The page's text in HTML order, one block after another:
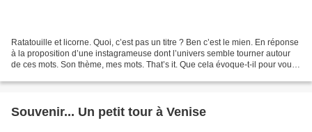
Ratatouille et licorne. Quoi, c’est pas un titre ? Ben c’est le mien. En réponse
à la proposition d’une instagrameuse dont l’univers semble tourner autour
de ces mots. Son thème, mes mots. That’s it. Que cela évoque-t-il pour vous
Souvenir... Un petit tour à Venise